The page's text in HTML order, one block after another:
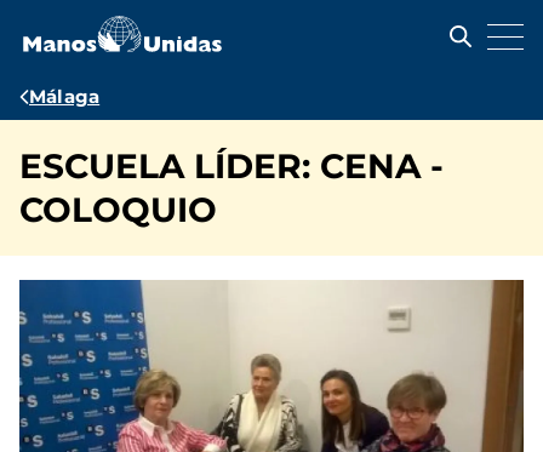
contenido
Ruta
navegación
Málaga
ESCUELA LÍDER: CENA -
COLOQUIO